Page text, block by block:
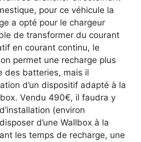
pour ce véhicule la
a opté pour le chargeur
de transformer du courant
en courant continu, le
permet une recharge plus
des batteries, mais il
d’un dispositif adapté à la
Vendu 490€, il faudra y
(environ
d’une Wallbox à la
les temps de recharge, une